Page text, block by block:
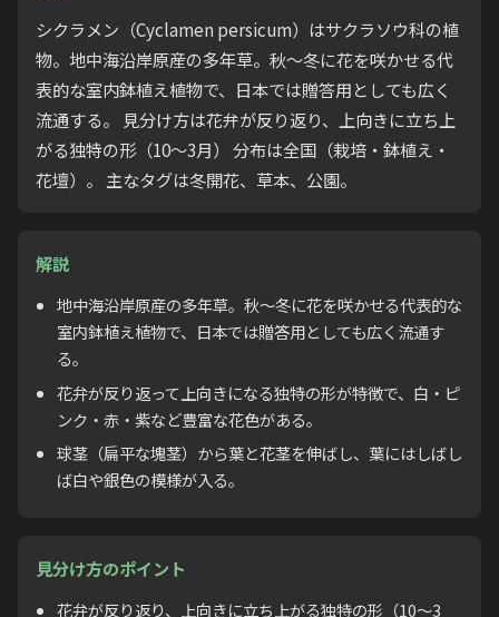
シクラメン（Cyclamen persicum）はサクラソウ科の植
物。地中海沿岸原産の多年草。秋〜冬に花を咲かせる代
表的な室内鉢植え植物で、日本では贈答用としても広く
流通する。 見分け方は花弁が反り返り、上向きに立ち上
がる独特の形（10〜3月） 分布は全国（栽培・鉢植え・
花壇）。 主なタグは冬開花、草本、公園。
解説
地中海沿岸原産の多年草。秋〜冬に花を咲かせる代表的な
室内鉢植え植物で、日本では贈答用としても広く流通す
る。
花弁が反り返って上向きになる独特の形が特徴で、白・ピ
ンク・赤・紫など豊富な花色がある。
球茎（扁平な塊茎）から葉と花茎を伸ばし、葉にはしばし
ば白や銀色の模様が入る。
見分け方のポイント
花弁が反り返り、上向きに立ち上がる独特の形（10〜3